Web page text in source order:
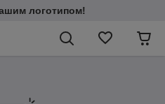
логотипом!